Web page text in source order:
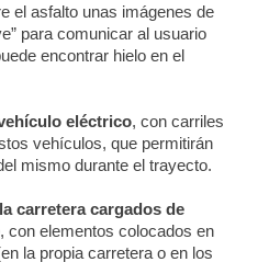
el asfalto unas imágenes de
para comunicar al usuario
encontrar hielo en el
eléctrico, con carriles
vehículos, que permitirán
mismo durante el trayecto.
carretera cargados de
, con elementos colocados en
la propia carretera o en los